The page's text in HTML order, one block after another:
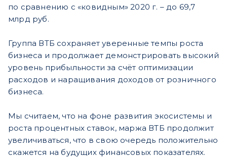
по сравнению с «ковидным» 2020 г. – до 69,7
млрд руб.
Группа ВТБ сохраняет уверенные темпы роста
бизнеса и продолжает демонстрировать высокий
уровень прибыльности за счёт оптимизации
расходов и наращивания доходов от розничного
бизнеса.
Мы считаем, что на фоне развития экосистемы и
роста процентных ставок, маржа ВТБ продолжит
увеличиваться, что в свою очередь положительно
скажется на будущих финансовых показателях.